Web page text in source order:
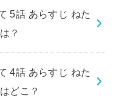
5話 あらすじ ねた
？
4話 あらすじ ねた
どこ？